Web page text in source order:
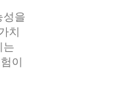
성을
치
는
이